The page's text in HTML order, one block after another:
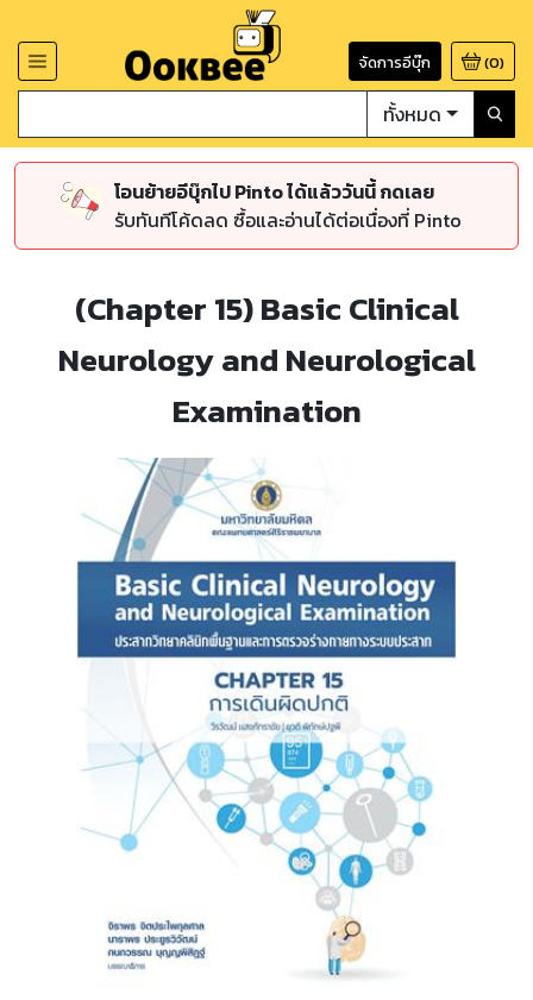
จัดการอีบุ๊ก (0)
ทั้งหมด
โอนย้ายอีบุ๊กไป Pinto ได้แล้ววันนี้ กดเลย
รับทันทีโค้ดลด ซื้อและอ่านได้ต่อเนื่องที่ Pinto
(Chapter 15) Basic Clinical
Neurology and Neurological
Examination